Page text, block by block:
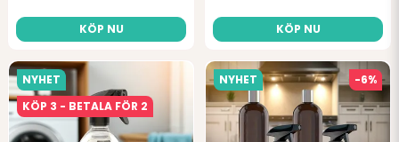
KÖP NU KÖP NU
NYHET
KÖP 3 - BETALA FÖR 2
NYHET -6%